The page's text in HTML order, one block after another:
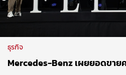
ธุรกิจ
Mercedes-Benz เผยยอดขาย